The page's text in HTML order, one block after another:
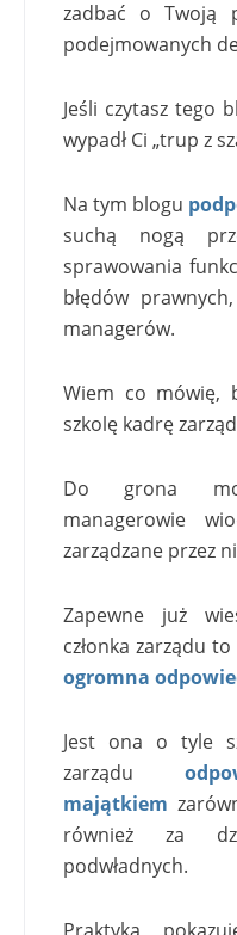
zadbać o Twoją
podejmowanych
Jeśli czytasz tego
wypadł Ci „trup z
Na tym blogu
suchą nogą
sprawowania
błędów
managerów.
Wiem co mówię,
szkolę kadrę
Do grona
managerowie
zarządzane przez
Zapewne już
członka zarządu
ogromna
Jest ona o tyle
zarządu
majątkiem
również za
podwładnych.